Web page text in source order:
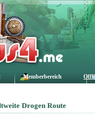
Memberbereich
Drogen Route